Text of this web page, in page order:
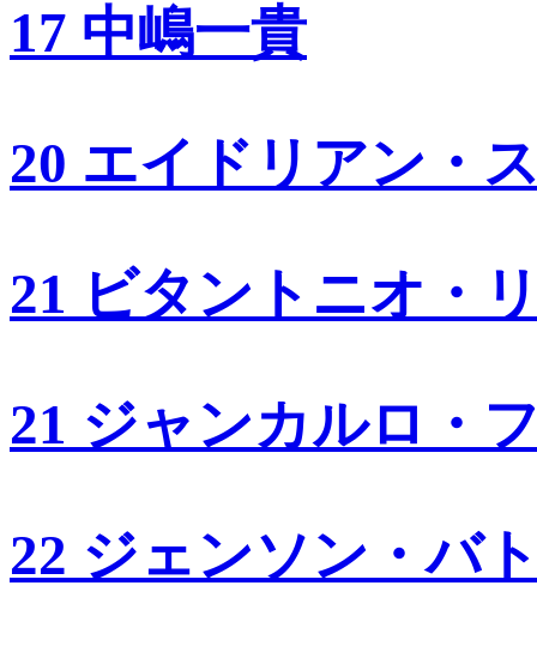
17 中嶋一貴
20 エイドリアン・
21 ビタントニオ・
21 ジャンカルロ・
22 ジェンソン・バ